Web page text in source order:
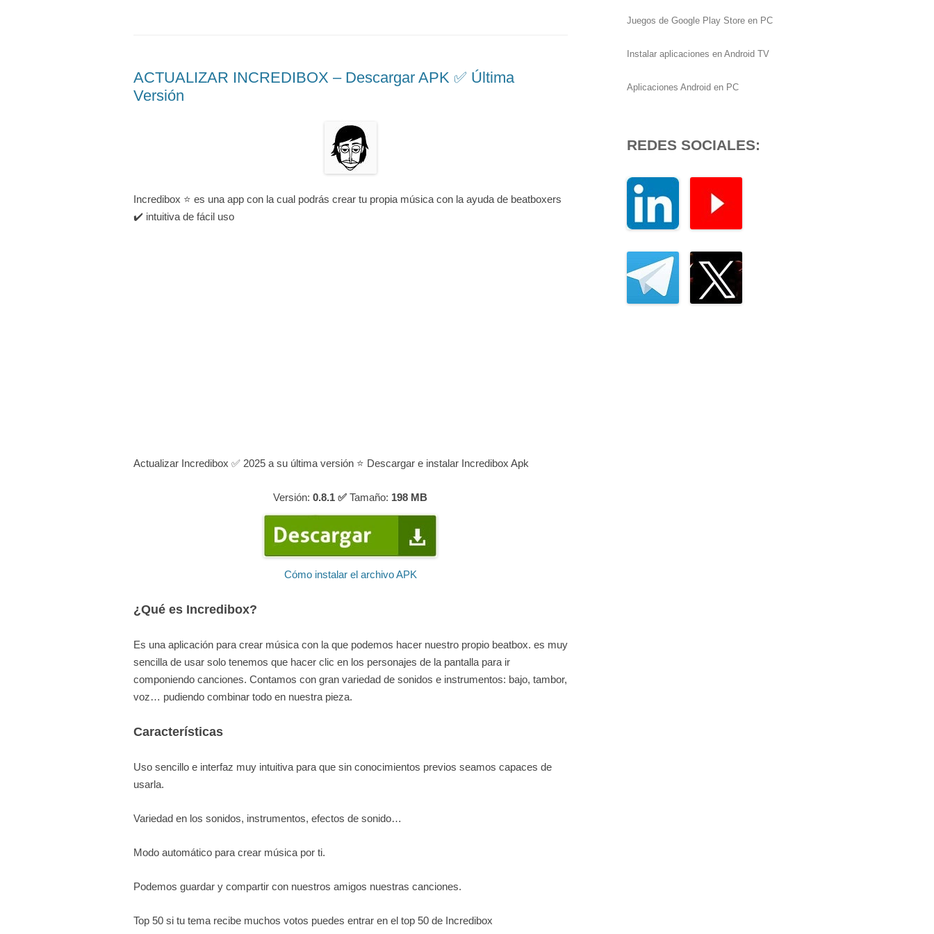
ACTUALIZAR INCREDIBOX – Descargar APK ✅️ Última
Versión
Incredibox ⭐ es una app con la cual podrás crear tu propia música con la ayuda de beatboxers
✔️ intuitiva de fácil uso
Actualizar Incredibox ✅ 2025 a su última versión ⭐ Descargar e instalar Incredibox Apk
Versión: 0.8.1 ✅Tamaño: 198 MB
Cómo instalar el archivo APK
¿Qué es Incredibox?
Es una aplicación para crear música con la que podemos hacer nuestro propio beatbox. es muy
sencilla de usar solo tenemos que hacer clic en los personajes de la pantalla para ir
componiendo canciones. Contamos con gran variedad de sonidos e instrumentos: bajo, tambor,
voz… pudiendo combinar todo en nuestra pieza.
Características
Uso sencillo e interfaz muy intuitiva para que sin conocimientos previos seamos capaces de
usarla.
Variedad en los sonidos, instrumentos, efectos de sonido…
Modo automático para crear música por ti.
Podemos guardar y compartir con nuestros amigos nuestras canciones.
Top 50 si tu tema recibe muchos votos puedes entrar en el top 50 de Incredibox
Juegos de Google Play Store en PC
Instalar aplicaciones en Android TV
Aplicaciones Android en PC
REDES SOCIALES: